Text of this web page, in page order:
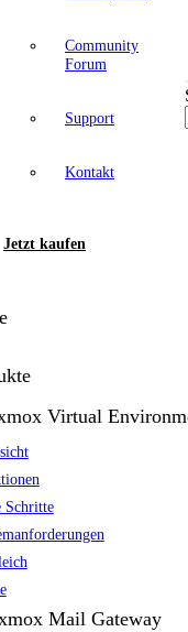
Community
Forum
Support
Kontakt
Jetzt kaufen
Virtual
Schritte
Mail Gateway